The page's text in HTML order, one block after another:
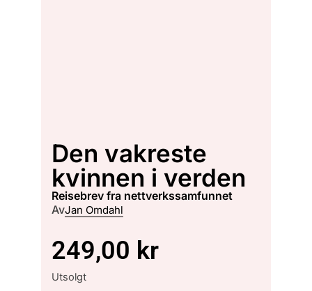
Den vakreste
kvinnen i verden
reisebrev fra nettverkssamfunnet
AvJan Omdahl
249,00 kr
Utsolgt